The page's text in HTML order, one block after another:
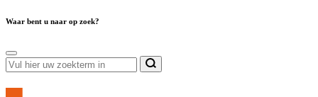
Waar bent u naar op zoek?